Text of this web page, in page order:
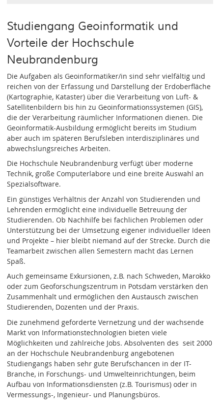
Studiengang Geoinformatik und
Vorteile der Hochschule
Neubrandenburg
Die Aufgaben als Geoinformatiker/in sind sehr vielfältig und
reichen von der Erfassung und Darstellung der Erdoberfläche
(Kartographie, Kataster) über die Verarbeitung von Luft- &
Satellitenbildern bis hin zu Geoinformationssystemen (GIS),
die der Verarbeitung räumlicher Informationen dienen. Die
Geoinformatik-Ausbildung ermöglicht bereits im Studium
aber auch im späteren Berufsleben interdisziplinäres und
abwechslungsreiches Arbeiten.
Die Hochschule Neubrandenburg verfügt über moderne
Technik, große Computerlabore und eine breite Auswahl an
Spezialsoftware.
Ein günstiges Verhältnis der Anzahl von Studierenden und
Lehrenden ermöglicht eine individuelle Betreuung der
Studierenden. Ob Nachhilfe bei fachlichen Problemen oder
Unterstützung bei der Umsetzung eigener individueller Ideen
und Projekte – hier bleibt niemand auf der Strecke. Durch die
Teamarbeit zwischen allen Semestern macht das Lernen
Spaß.
Auch gemeinsame Exkursionen, z.B. nach Schweden, Marokko
oder zum Geoforschungszentrum in Potsdam verstärken den
Zusammenhalt und ermöglichen den Austausch zwischen
Studierenden, Dozenten und der Praxis.
Die zunehmend geforderte Vernetzung und der wachsende
Markt von Informationstechnologien bieten viele
Möglichkeiten und zahlreiche Jobs. Absolventen des seit 2000
an der Hochschule Neubrandenburg angebotenen
Studiengangs haben sehr gute Berufschancen in der IT-
Branche, in Forschungs- und Umwelteinrichtungen, beim
Aufbau von Informationsdiensten (z.B. Tourismus) oder in
Vermessungs-, Ingenieur- und Planungsbüros.